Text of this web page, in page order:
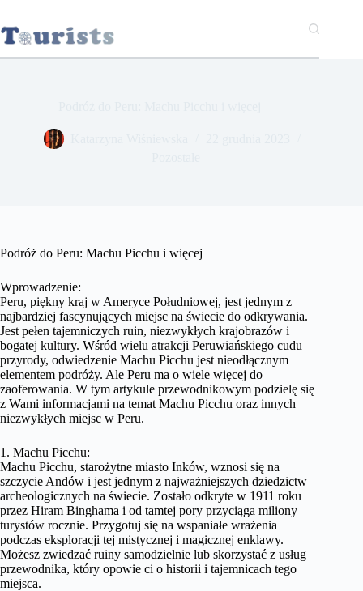
treści
Podróż do Peru: Machu Picchu i więcej
Wprowadzenie:
Peru, piękny kraj w Ameryce Południowej, jest jednym z
najbardziej fascynujących miejsc na świecie do odkrywania.
Jest pełen tajemniczych ruin, niezwykłych krajobrazów i
bogatej kultury. Wśród wielu atrakcji Peruwiańskiego cudu
przyrody, odwiedzenie Machu Picchu jest nieodłącznym
elementem podróży. Ale Peru ma o wiele więcej do
zaoferowania. W tym artykule przewodnikowym podzielę się
z Wami informacjami na temat Machu Picchu oraz innych
niezwykłych miejsc w Peru.
1. Machu Picchu:
Machu Picchu, starożytne miasto Inków, wznosi się na
szczycie Andów i jest jednym z najważniejszych dziedzictw
archeologicznych na świecie. Zostało odkryte w 1911 roku
przez Hiram Binghama i od tamtej pory przyciąga miliony
turystów rocznie. Przygotuj się na wspaniałe wrażenia
podczas eksploracji tej mistycznej i magicznej enklawy.
Możesz zwiedzać ruiny samodzielnie lub skorzystać z usług
przewodnika, który opowie ci o historii i tajemnicach tego
miejsca.